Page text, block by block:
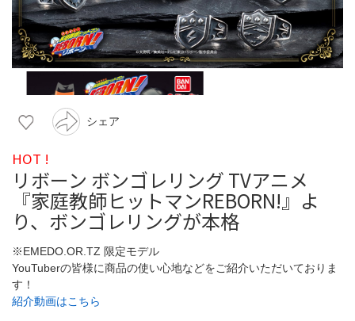
シェア
HOT !
リボーン ボンゴレリング TVアニメ
『家庭教師ヒットマンREBORN!』よ
り、ボンゴレリングが本格
※EMEDO.OR.TZ 限定モデル
YouTuberの皆様に商品の使い心地などをご紹介いただいておりま
す！
紹介動画はこちら